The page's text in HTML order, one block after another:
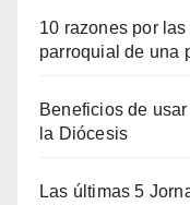
10 razones por
parroquial de una
Beneficios de
la Diócesis
Las últimas 5